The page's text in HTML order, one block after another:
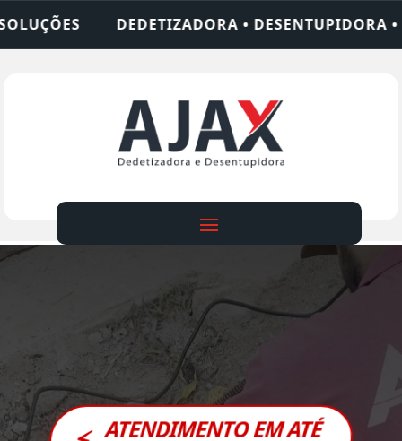
• DESENTUPIDORA • LIMPEZA DE FOSSA •
ATENDIMENTO EM ATÉ